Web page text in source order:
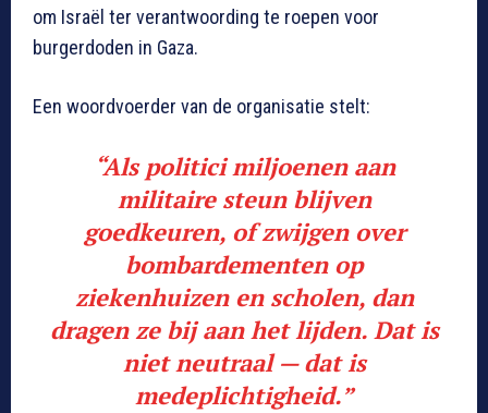
om Israël ter verantwoording te roepen voor
burgerdoden in Gaza.
Een woordvoerder van de organisatie stelt:
“Als politici miljoenen aan
militaire steun blijven
goedkeuren, of zwijgen over
bombardementen op
ziekenhuizen en scholen, dan
dragen ze bij aan het lijden. Dat is
niet neutraal — dat is
medeplichtigheid.”